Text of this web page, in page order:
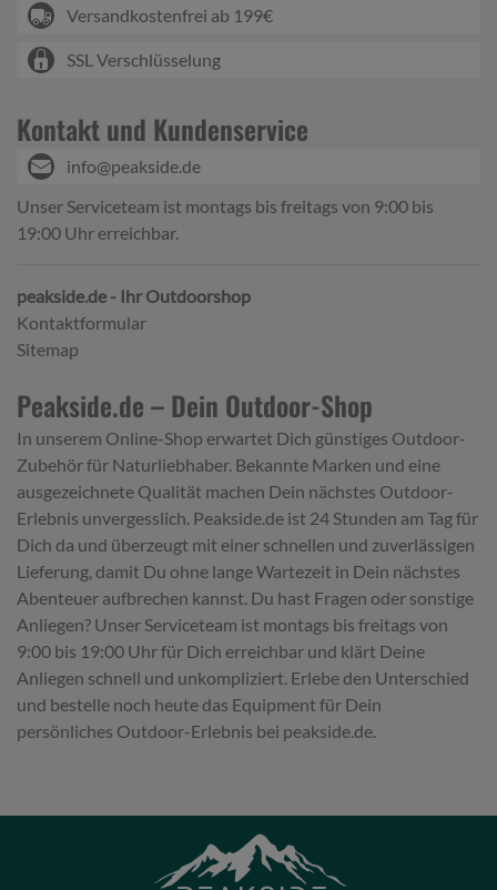
Versandkostenfrei ab 199€
SSL Verschlüsselung
Kontakt und Kundenservice
info@peakside.de
Unser Serviceteam ist montags bis freitags von 9:00 bis
19:00 Uhr erreichbar.
peakside.de - Ihr Outdoorshop
Kontaktformular
Sitemap
Peakside.de – Dein Outdoor-Shop
In unserem Online-Shop erwartet Dich günstiges Outdoor-
Zubehör für Naturliebhaber. Bekannte Marken und eine
ausgezeichnete Qualität machen Dein nächstes Outdoor-
Erlebnis unvergesslich. Peakside.de ist 24 Stunden am Tag für
Dich da und überzeugt mit einer schnellen und zuverlässigen
Lieferung, damit Du ohne lange Wartezeit in Dein nächstes
Abenteuer aufbrechen kannst. Du hast Fragen oder sonstige
Anliegen? Unser Serviceteam ist montags bis freitags von
9:00 bis 19:00 Uhr für Dich erreichbar und klärt Deine
Anliegen schnell und unkompliziert. Erlebe den Unterschied
und bestelle noch heute das Equipment für Dein
persönliches Outdoor-Erlebnis bei peakside.de.